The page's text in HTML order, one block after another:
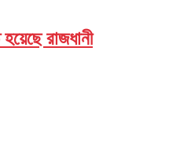
রাজধানী